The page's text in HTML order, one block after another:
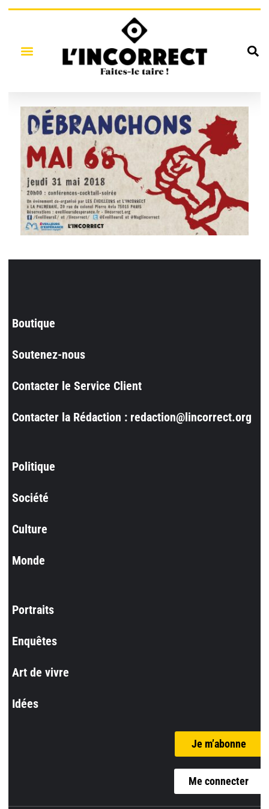
Boutique
Soutenez-nous
Contacter le Service Client
Contacter la Rédaction : redaction@lincorrect.org
Politique
Société
Culture
Monde
Portraits
Enquêtes
Art de vivre
Idées
Je m’abonne
Me connecter